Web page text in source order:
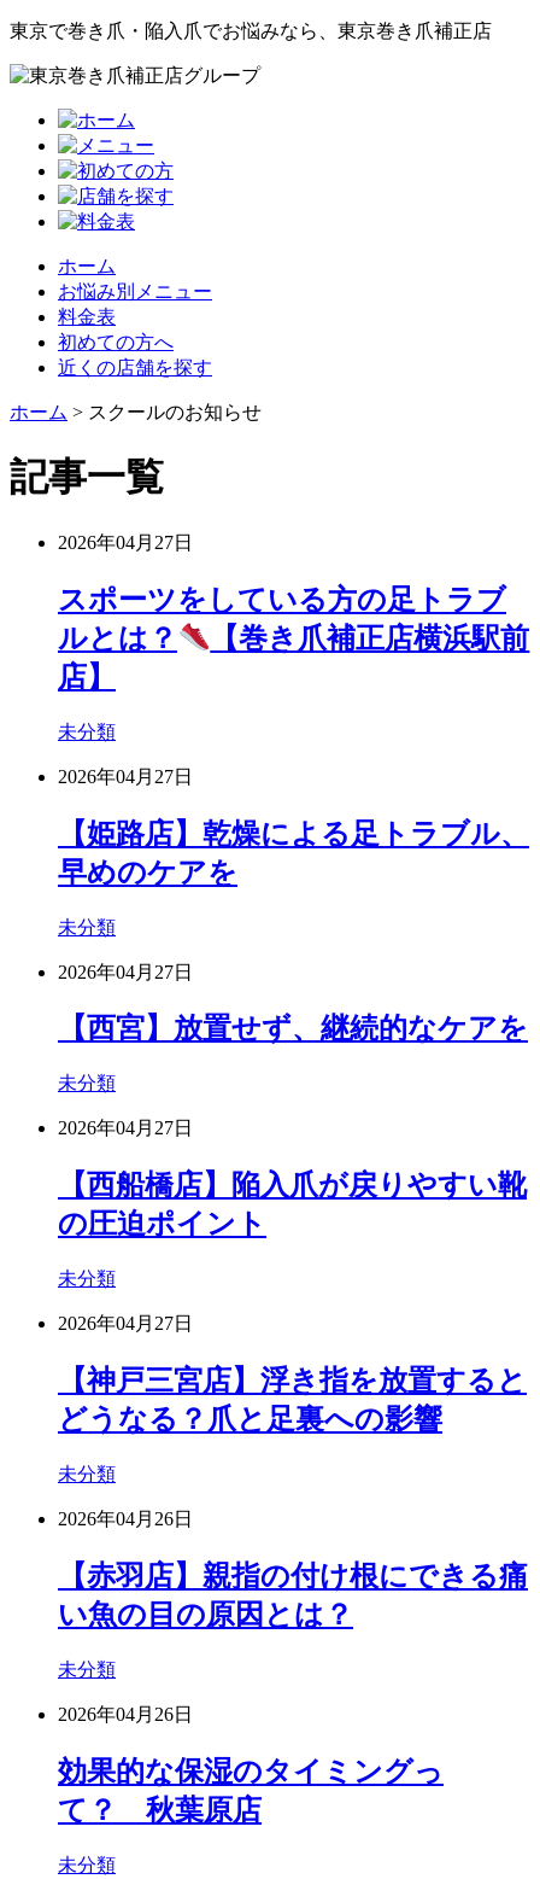
東京で巻き爪・陥入爪でお悩みなら、東京巻き爪補正店
ホーム
お悩み別メニュー
料金表
初めての方へ
近くの店舗を探す
ホーム > スクールのお知らせ
記事一覧
2026年04月27日
スポーツをしている方の足トラブ
ルとは？
【巻き爪補正店横浜駅前
店】
未分類
2026年04月27日
【姫路店】乾燥による足トラブル、
早めのケアを
未分類
2026年04月27日
【西宮】放置せず、継続的なケアを
未分類
2026年04月27日
【西船橋店】陥入爪が戻りやすい靴
の圧迫ポイント
未分類
2026年04月27日
【神戸三宮店】浮き指を放置すると
どうなる？爪と足裏への影響
未分類
2026年04月26日
【赤羽店】親指の付け根にできる痛
い魚の目の原因とは？
未分類
2026年04月26日
効果的な保湿のタイミングっ
て？ 秋葉原店
未分類